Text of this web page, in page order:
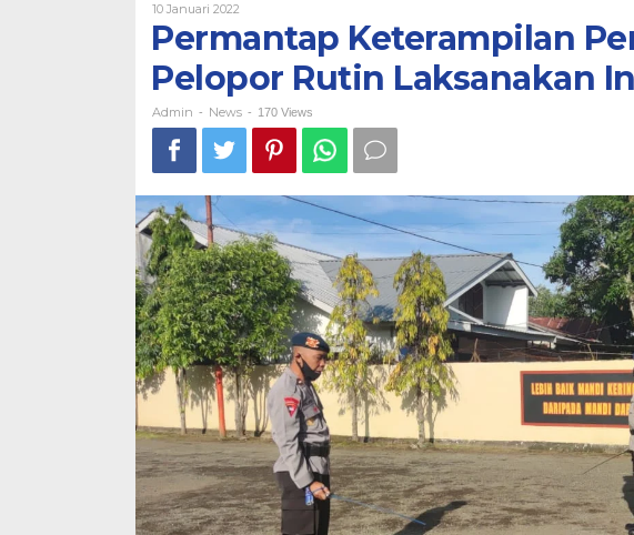
C
Pelopor
Rutin
Laksanakan
Ini
10 Januari 2022
Permantap Keterampilan
Pelopor Rutin Laksanakan
Admin - News - 170 Views